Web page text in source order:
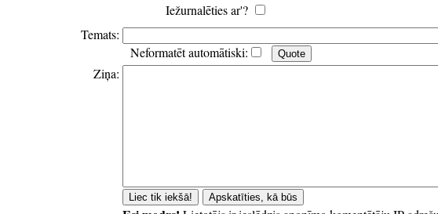
Iežurnalēties ar'?
Temats:
Neformatēt automātiski:
Ziņa: